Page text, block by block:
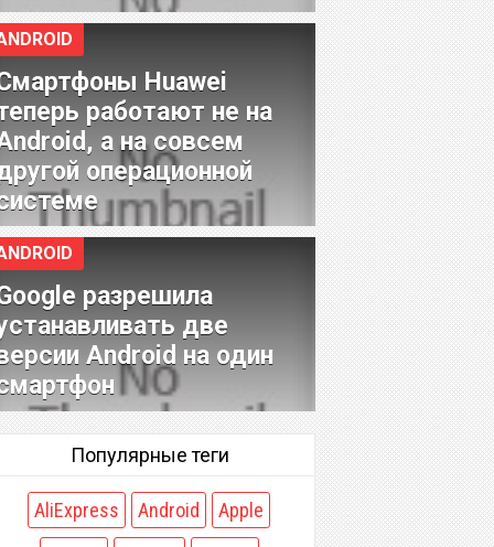
Huawei
работают не на
а на совсем
операционной
разрешила
две
Android на один
Популярные теги
AliExpress Android
Apple